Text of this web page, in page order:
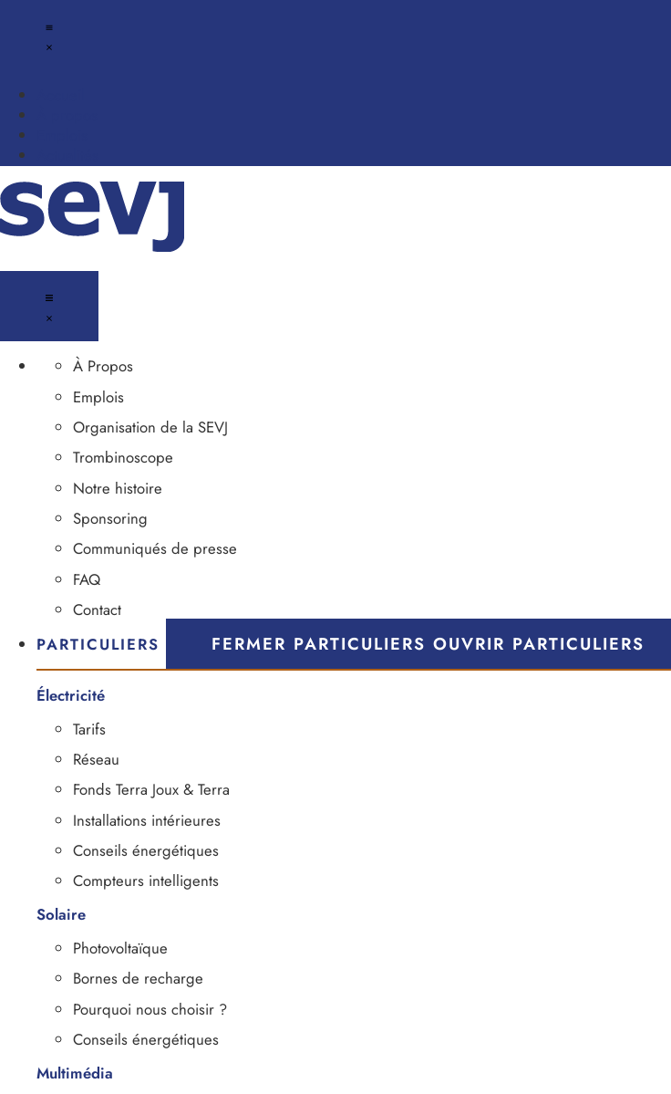
À Propos
Emplois
Organisation de la SEVJ
Trombinoscope
Notre histoire
Sponsoring
Communiqués de presse
FAQ
Contact
PARTICULIERS
FERMER PARTICULIERS OUVRIR PARTICULIERS
Électricité
Tarifs
Réseau
Fonds Terra Joux & Terra
Installations intérieures
Conseils énergétiques
Compteurs intelligents
Solaire
Photovoltaïque
Bornes de recharge
Pourquoi nous choisir ?
Conseils énergétiques
Multimédia